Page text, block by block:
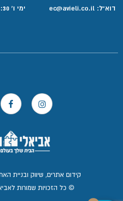
דוא”ל:
ימי ו' 6:30 – 13:00
© כל הזכויות שמורות לאביאלי טייג
קידום אתרים, שיווק ובניית